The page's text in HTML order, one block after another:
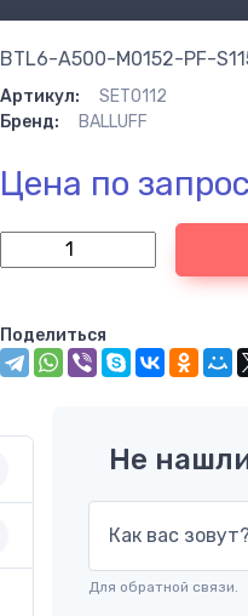
BTL6-A500-M0152-PF-
Артикул:
SET0112
Бренд:
BALLUFF
Цена по
Поделиться
Не
Как вас зовут?
Для обратной связи.